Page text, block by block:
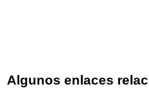
Algunos enlaces